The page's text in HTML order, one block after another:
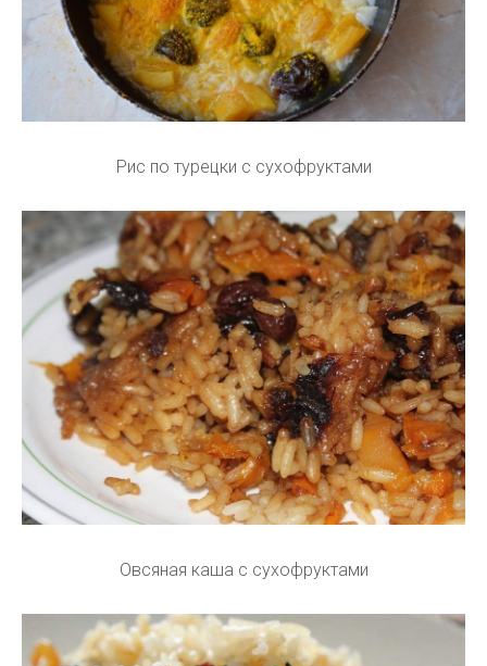
Рис по турецки с сухофруктами
Овсяная каша с сухофруктами